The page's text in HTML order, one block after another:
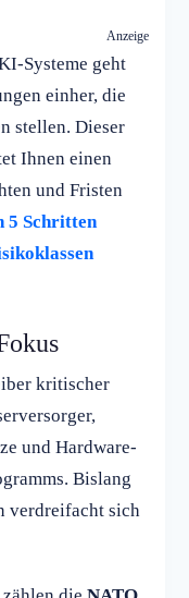
Anzeige
Systeme geht
einher, die
stellen. Dieser
Ihnen einen
und Fristen
5 Schritten
kritischer
und Hardware-
Bislang
verdreifacht sich